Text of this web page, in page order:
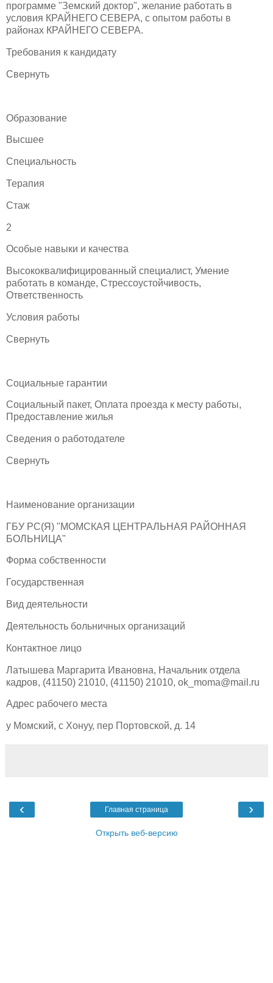
программе "Земский доктор", желание работать в
условия КРАЙНЕГО СЕВЕРА, с опытом работы в
районах КРАЙНЕГО СЕВЕРА.
Требования к кандидату
Свернуть
Образование
Высшее
Специальность
Терапия
Стаж
2
Особые навыки и качества
Высококвалифицированный специалист, Умение
работать в команде, Стрессоустойчивость,
Ответственность
Условия работы
Свернуть
Социальные гарантии
Социальный пакет, Оплата проезда к месту работы,
Предоставление жилья
Сведения о работодателе
Свернуть
Наименование организации
ГБУ РС(Я) "МОМСКАЯ ЦЕНТРАЛЬНАЯ РАЙОННАЯ
БОЛЬНИЦА"
Форма собственности
Государственная
Вид деятельности
Деятельность больничных организаций
Контактное лицо
Латышева Маргарита Ивановна, Начальник отдела
кадров, (41150) 21010, (41150) 21010, ok_moma@mail.ru
Адрес рабочего места
у Момский, с Хонуу, пер Портовской, д. 14
‹ ›
Главная страница
Открыть веб-версию